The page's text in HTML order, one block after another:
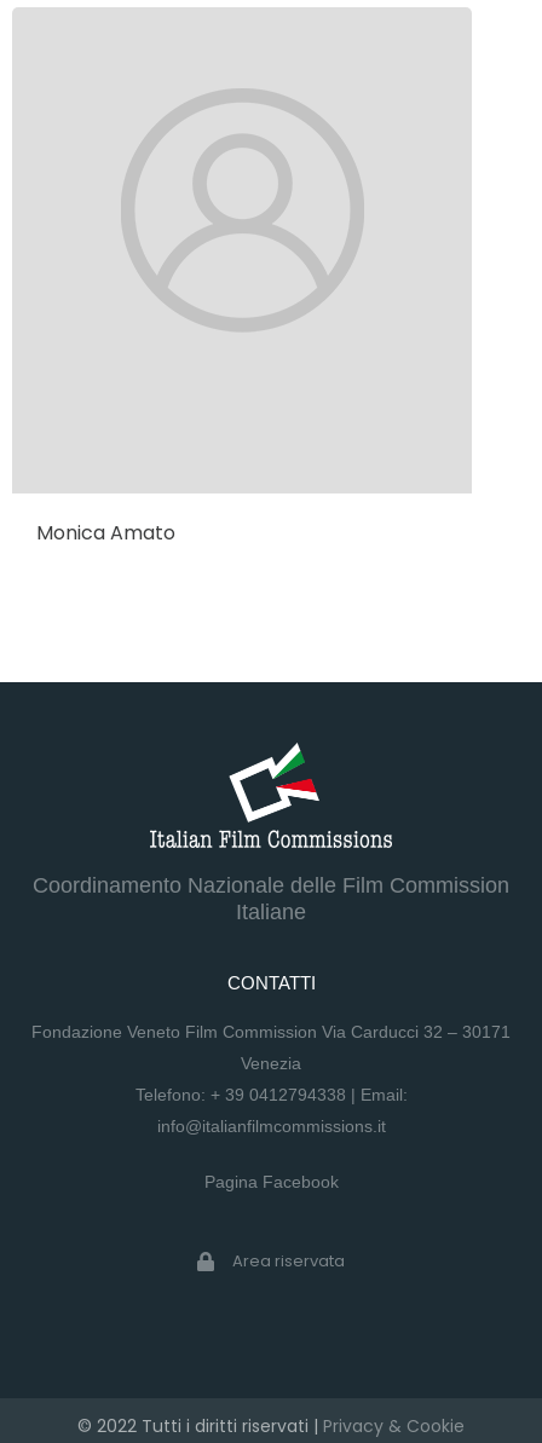
Monica Amato
Coordinamento Nazionale delle Film Commission
Italiane
CONTATTI
Fondazione Veneto Film Commission Via Carducci 32 – 30171
Venezia
Telefono: + 39 0412794338 | Email:
info@italianfilmcommissions.it
Pagina Facebook
Area riservata
© 2022 Tutti i diritti riservati | Privacy & Cookie